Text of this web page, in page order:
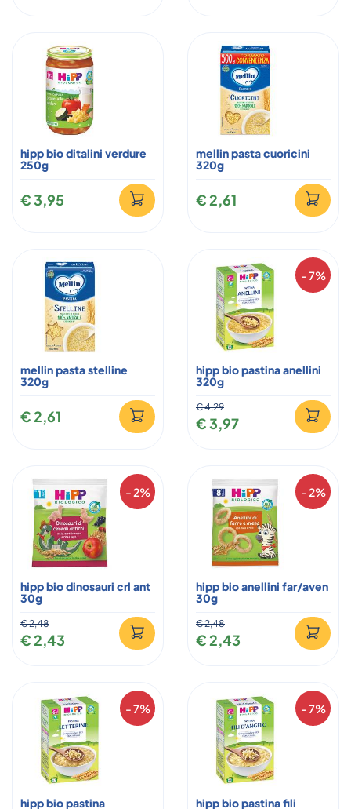
hipp bio ditalini verdure
250g
€ 3,95
mellin pasta cuoricini
320g
€ 2,61
mellin pasta stelline
320g
€ 2,61
- 7%
hipp bio pastina anellini
320g
€ 4,29
€ 3,97
- 2%
hipp bio dinosauri crl ant
30g
€ 2,48
€ 2,43
- 2%
hipp bio anellini far/aven
30g
€ 2,48
€ 2,43
- 7%
hipp bio pastina
- 7%
hipp bio pastina fili